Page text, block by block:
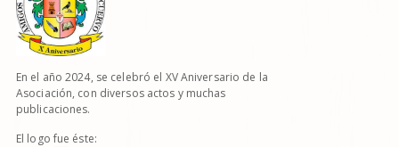
En el año 2024, se celebró el XV Aniversario de la
Asociación, con diversos actos y muchas
publicaciones.
El logo fue éste: